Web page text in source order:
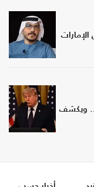
الإمارات
ويكشف